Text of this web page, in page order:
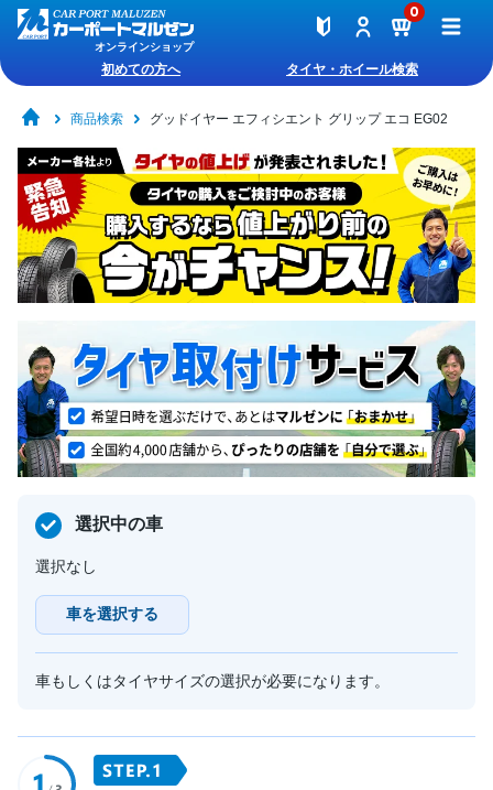
オンラインショップ
0
初めての方へ タイヤ・ホイール検索
商品検索 グッドイヤー エフィシエント グリップ エコ EG02
選択中の車
選択なし
車を選択する
車もしくはタイヤサイズの選択が必要になります。